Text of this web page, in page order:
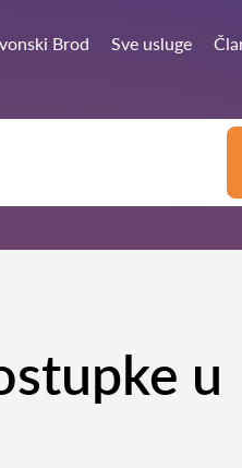
Brod Sve usluge
u